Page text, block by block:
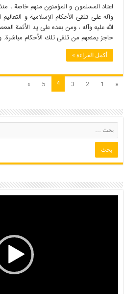
اعتاد المسلمون و المؤمنون منهم خاصة ،
وآله على تلقی الأحكام الإسلامیة و
الله علیه وآله ، ومن بعده على ید الأئمة
حاجز یمنعهم من تلقی تلك الأحكام مباشرة.
أكمل القراءة »
«
1
2
3
4
5
»